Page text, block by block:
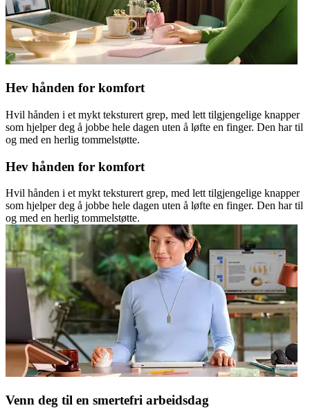
Hev hånden for komfort
Hvil hånden i et mykt teksturert grep, med lett tilgjengelige knapper
som hjelper deg å jobbe hele dagen uten å løfte en finger. Den har til
og med en herlig tommelstøtte.
Hev hånden for komfort
Hvil hånden i et mykt teksturert grep, med lett tilgjengelige knapper
som hjelper deg å jobbe hele dagen uten å løfte en finger. Den har til
og med en herlig tommelstøtte.
Venn deg til en smertefri arbeidsdag